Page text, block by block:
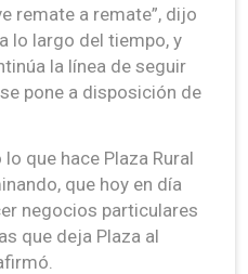
remate a remate”, dijo
lo largo del tiempo, y
la línea de seguir
pone a disposición de
que hace Plaza Rural
que hoy en día
negocios particulares
que deja Plaza al